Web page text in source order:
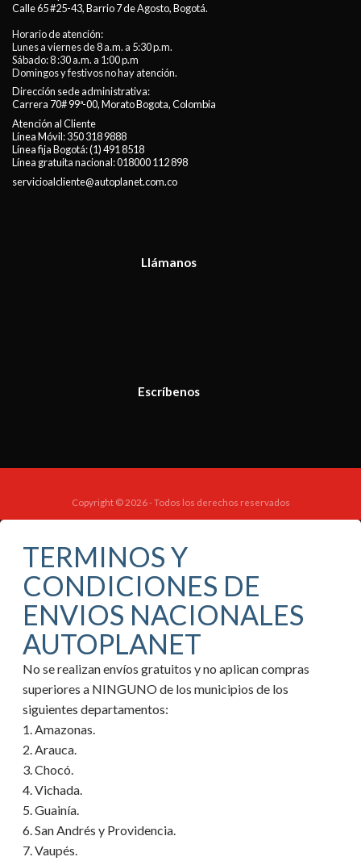
Calle 65 #25-43, Barrio 7 de Agosto, Bogotá.
Horario de atención:
Lunes a viernes de 8 a.m. a 5:30 p.m.
Sábado: 8 :30 a.m. a 1:00 p.m
Domingos y festivos no hay atención.
Dirección sede administrativa:
Carrera 70# 99ª-00, Morato Bogota, Colombia
Atención al Cliente
Línea Móvil:350 318 9888
Línea fija Bogotá:(1) 491 8518
Línea gratuita nacional:018000 112 898
servicioalcliente@autoplanet.com.co
Llámanos
Escríbenos
Copyright © 2026 - Todos los derechos reservados
TERMINOS Y
CONDICIONES DE
ENVIOS NACIONALES
AUTOPLANET
No se realizan envíos gratuitos y no aplican compras
superiores a NINGUNO de los municipios de los
siguientes departamentos:
1. Amazonas.
2. Arauca.
3. Chocó.
4. Vichada.
5. Guainía.
6. San Andrés y Providencia.
7. Vaupés.